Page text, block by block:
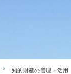
知的財産の管理・活用